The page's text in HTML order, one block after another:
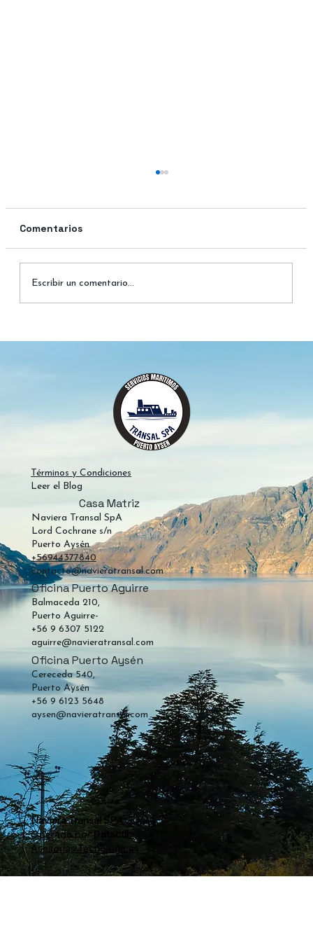
Comentarios
Escribir un comentario...
Términos y Condiciones
Leer el Blog
Casa Matriz
Naviera Transal SpA
Lord Cochrane s/n
Puerto Aysén
+56944377840
contacto@navieratransal.com
Balmaceda 210,
Puerto Aguirre-
+56 9 6307 5122
aguirre@navieratransal.com
Oficina Puerto Aguirre
Cereceda 540,
Puerto Aysén
+56 9 6123 5648
aysen@navieratransal.com
Oficina Puerto Aysén
Naviera Transal SPA
Operado porDatactil
Asesorías Tecnológicas